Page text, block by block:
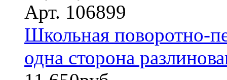
Арт. 106899
Школьная поворотно-
одна сторона